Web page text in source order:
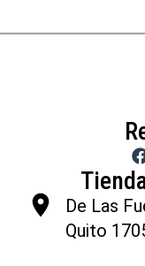
De Las
Quito